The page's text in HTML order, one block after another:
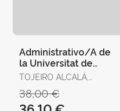
Administrativo/A de
la Universitat de
València. Temario,
Test y Supuestos
Prácti
TOJEIRO ALCALÁ,
38,00 €